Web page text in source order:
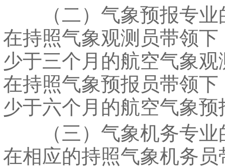
（二）气象预报专业
在持照气象观测员带领下
少于三个月的航空气象观
在持照气象预报员带领下
少于六个月的航空气象预
（三）气象机务专业
在相应的持照气象机务员